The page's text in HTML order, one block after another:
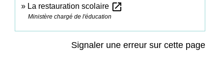
La restauration scolaire open_in_new
Ministère chargé de l'éducation
Signaler une erreur sur cette page